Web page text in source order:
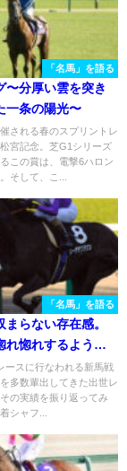
「名馬」を語る
〜分厚い雲を突き
一条の陽光〜
される春のスプリントレ
宮記念。芝G1シリーズ
この賞は、電撃6ハロン
そして、こ...
「名馬」を語る
らない存在感。
れ惚れするような
ザクラウンの魅
ースに行なわれる新馬戦
多数輩出してきた出世レ
の実績を振り返ってみ
シャフ...